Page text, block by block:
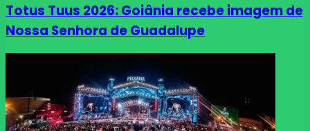
Totus Tuus 2026: Goiânia recebe imagem de
Nossa Senhora de Guadalupe